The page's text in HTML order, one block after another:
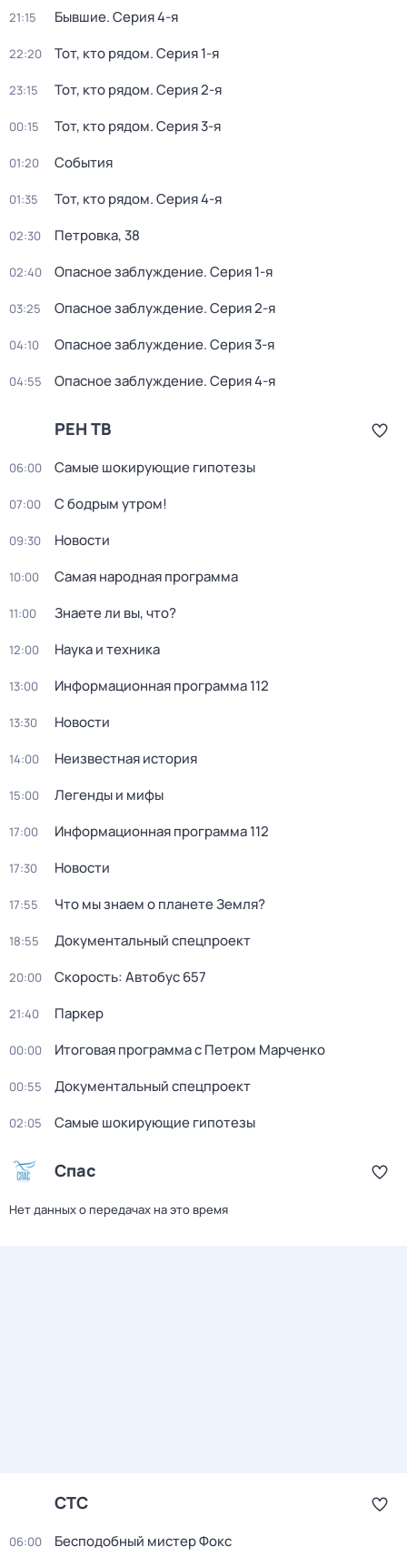
21:15 Бывшие. Серия 4-я
22:20 Тот, кто рядом. Серия 1-я
23:15 Тот, кто рядом. Серия 2-я
00:15 Тот, кто рядом. Серия 3-я
01:20 События
01:35 Тот, кто рядом. Серия 4-я
02:30 Петровка, 38
02:40 Опасное заблуждение. Серия 1-я
03:25 Опасное заблуждение. Серия 2-я
04:10 Опасное заблуждение. Серия 3-я
04:55 Опасное заблуждение. Серия 4-я
РЕН ТВ
06:00 Самые шoкиpующие гипотезы
07:00 С бодрым утром!
09:30 Новости
10:00 Самая народная программа
11:00 Знаете ли вы, что?
12:00 Наука и техника
13:00 Информационная программа 112
13:30 Новости
14:00 Неизвестная история
15:00 Легенды и мифы
17:00 Информационная программа 112
17:30 Новости
17:55 Что мы знаем о планете Земля?
18:55 Документальный спецпроект
20:00 Скорость: Автобус 657
21:40 Паркер
00:00 Итоговая программа с Петром Марченко
00:55 Документальный спецпроект
02:05 Самые шoкиpующие гипотезы
Спас
Нет данных о передачах на это время
СТС
06:00 Бесподобный мистер Фокс